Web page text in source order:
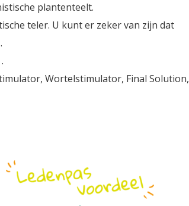
plantenteelt.
teler. U kunt er zeker van zijn dat
Wortelstimulator, Final Solution,